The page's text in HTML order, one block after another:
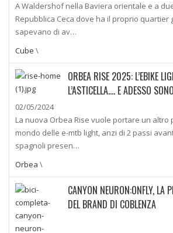
A Waldershof nella Baviera orientale e a
Repubblica Ceca dove ha il proprio quartier
sapevano di av…
Cube \
ORBEA RISE 2025: L’EBIKE
L’ASTICELLA…. E ADESSO
02/05/2024
La nuova Orbea Rise vuole portare un altro
mondo delle e-mtb light, anzi di 2 passi
spagnoli presen…
Orbea \
CANYON NEURON:ONFLY, LA
DEL BRAND DI COBLENZA